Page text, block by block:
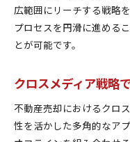
広範囲にリーチする戦略
プロセスを円滑に進める
とが可能です。
クロスメディア戦略
不動産売却におけるクロ
性を活かした多角的なア